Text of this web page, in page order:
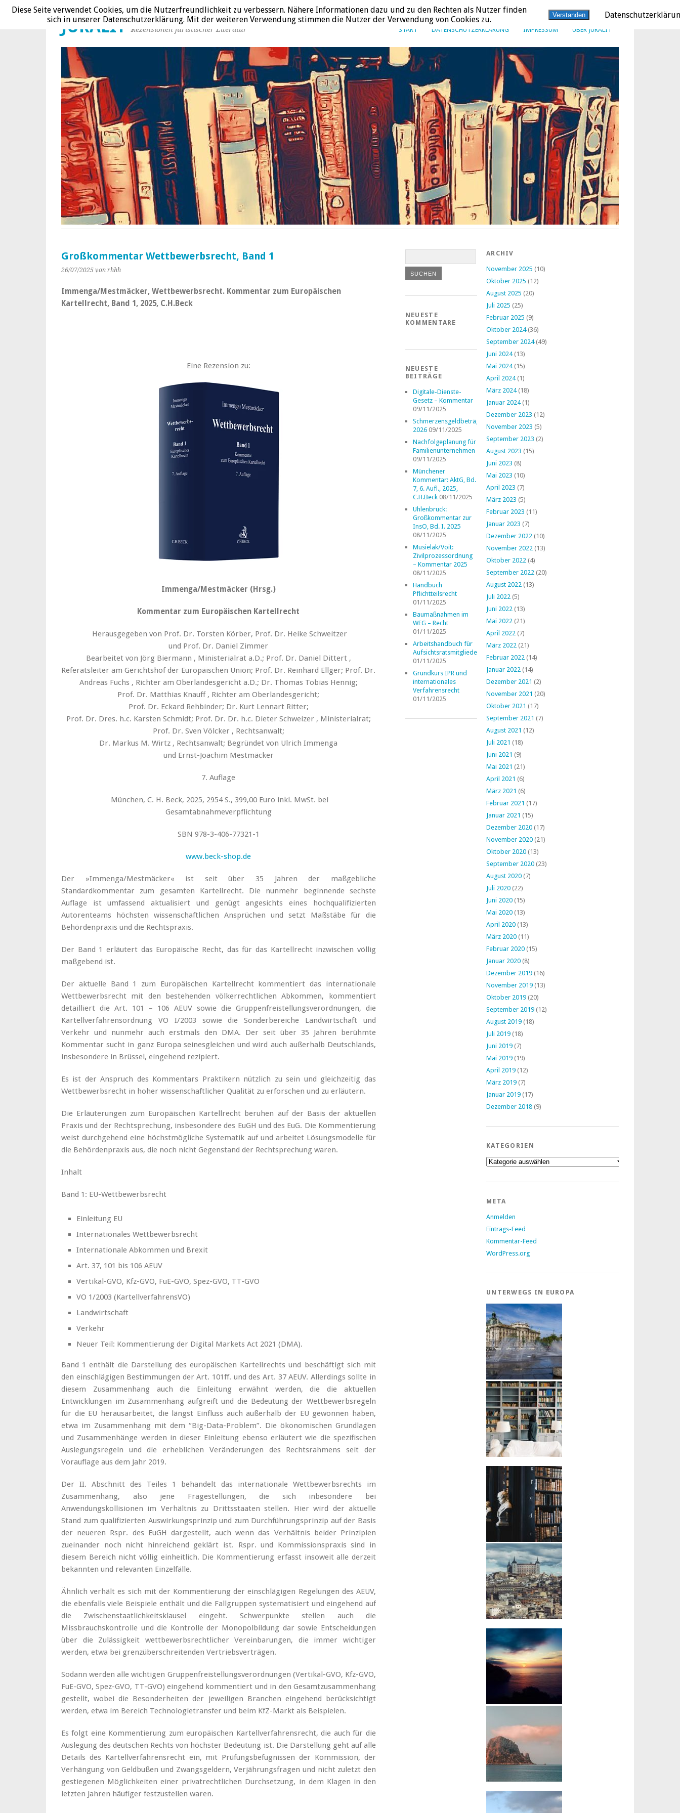
START DATENSCHUTZERKLÄRUNG IMPRESSUM ÜBER JURALIT
JURALIT Rezensionen juristischer Literatur
Großkommentar Wettbewerbsrecht, Band 1
26/07/2025 von rhhh
Immenga/Mestmäcker, Wettbewerbsrecht. Kommentar zum Europäischen
Kartellrecht, Band 1, 2025, C.H.Beck
Eine Rezension zu:
Immenga/Mestmäcker (Hrsg.)
Kommentar zum Europäischen Kartellrecht
Herausgegeben von Prof. Dr. Torsten Körber, Prof. Dr. Heike Schweitzer
und Prof. Dr. Daniel Zimmer
Bearbeitet von Jörg Biermann , Ministerialrat a.D.; Prof. Dr. Daniel Dittert ,
Referatsleiter am Gerichtshof der Europäischen Union; Prof. Dr. Reinhard Ellger; Prof. Dr.
Andreas Fuchs , Richter am Oberlandesgericht a.D.; Dr. Thomas Tobias Hennig;
Prof. Dr. Matthias Knauff , Richter am Oberlandesgericht;
Prof. Dr. Eckard Rehbinder; Dr. Kurt Lennart Ritter;
Prof. Dr. Dres. h.c. Karsten Schmidt; Prof. Dr. Dr. h.c. Dieter Schweizer , Ministerialrat;
Prof. Dr. Sven Völcker , Rechtsanwalt;
Dr. Markus M. Wirtz , Rechtsanwalt; Begründet von Ulrich Immenga
und Ernst-Joachim Mestmäcker
7. Auflage
München, C. H. Beck, 2025, 2954 S., 399,00 Euro inkl. MwSt. bei
Gesamtabnahmeverpflichtung
SBN 978-3-406-77321-1
www.beck-shop.de
Der »Immenga/Mestmäcker« ist seit über 35 Jahren der maßgebliche
Standardkommentar zum gesamten Kartellrecht. Die nunmehr beginnende sechste
Auflage ist umfassend aktualisiert und genügt angesichts eines hochqualifizierten
Autorenteams höchsten wissenschaftlichen Ansprüchen und setzt Maßstäbe für die
Behördenpraxis und die Rechtspraxis.
Der Band 1 erläutert das Europäische Recht, das für das Kartellrecht inzwischen völlig
maßgebend ist.
Der aktuelle Band 1 zum Europäischen Kartellrecht kommentiert das internationale
Wettbewerbsrecht mit den bestehenden völkerrechtlichen Abkommen, kommentiert
detailliert die Art. 101 – 106 AEUV sowie die Gruppenfreistellungsverordnungen, die
Kartellverfahrensordnung VO I/2003 sowie die Sonderbereiche Landwirtschaft und
Verkehr und nunmehr auch erstmals den DMA. Der seit über 35 Jahren berühmte
Kommentar sucht in ganz Europa seinesgleichen und wird auch außerhalb Deutschlands,
insbesondere in Brüssel, eingehend rezipiert.
Es ist der Anspruch des Kommentars Praktikern nützlich zu sein und gleichzeitig das
Wettbewerbsrecht in hoher wissenschaftlicher Qualität zu erforschen und zu erläutern.
Die Erläuterungen zum Europäischen Kartellrecht beruhen auf der Basis der aktuellen
Praxis und der Rechtsprechung, insbesondere des EuGH und des EuG. Die Kommentierung
weist durchgehend eine höchstmögliche Systematik auf und arbeitet Lösungsmodelle für
die Behördenpraxis aus, die noch nicht Gegenstand der Rechtsprechung waren.
Inhalt
Band 1: EU-Wettbewerbsrecht
Einleitung EU
Internationales Wettbewerbsrecht
Internationale Abkommen und Brexit
Art. 37, 101 bis 106 AEUV
Vertikal-GVO, Kfz-GVO, FuE-GVO, Spez-GVO, TT-GVO
VO 1/2003 (KartellverfahrensVO)
Landwirtschaft
Verkehr
Neuer Teil: Kommentierung der Digital Markets Act 2021 (DMA).
Band 1 enthält die Darstellung des europäischen Kartellrechts und beschäftigt sich mit
den einschlägigen Bestimmungen der Art. 101ff. und des Art. 37 AEUV. Allerdings sollte in
diesem Zusammenhang auch die Einleitung erwähnt werden, die die aktuellen
Entwicklungen im Zusammenhang aufgreift und die Bedeutung der Wettbewerbsregeln
für die EU herausarbeitet, die längst Einfluss auch außerhalb der EU gewonnen haben,
etwa im Zusammenhang mit dem “Big-Data-Problem”. Die ökonomischen Grundlagen
und Zusammenhänge werden in dieser Einleitung ebenso erläutert wie die spezifischen
Auslegungsregeln und die erheblichen Veränderungen des Rechtsrahmens seit der
Vorauflage aus dem Jahr 2019.
Der II. Abschnitt des Teiles 1 behandelt das internationale Wettbewerbsrechts im
Zusammenhang, also jene Fragestellungen, die sich inbesondere bei
Anwendungskollisionen im Verhältnis zu Drittsstaaten stellen. Hier wird der aktuelle
Stand zum qualifizierten Auswirkungsprinzip und zum Durchführungsprinzip auf der Basis
der neueren Rspr. des EuGH dargestellt, auch wenn das Verhältnis beider Prinzipien
zueinander noch nicht hinreichend geklärt ist. Rspr. und Kommissionspraxis sind in
diesem Bereich nicht völlig einheitlich. Die Kommentierung erfasst insoweit alle derzeit
bekannten und relevanten Einzelfälle.
Ähnlich verhält es sich mit der Kommentierung der einschlägigen Regelungen des AEUV,
die ebenfalls viele Beispiele enthält und die Fallgruppen systematisiert und eingehend auf
die Zwischenstaatlichkeitsklausel eingeht. Schwerpunkte stellen auch die
Missbrauchskontrolle und die Kontrolle der Monopolbildung dar sowie Entscheidungen
über die Zulässigkeit wettbewerbsrechtlicher Vereinbarungen, die immer wichtiger
werden, etwa bei grenzüberschreitenden Vertriebsverträgen.
Sodann werden alle wichtigen Gruppenfreistellungsverordnungen (Vertikal-GVO, Kfz-GVO,
FuE-GVO, Spez-GVO, TT-GVO) eingehend kommentiert und in den Gesamtzusammenhang
gestellt, wobei die Besonderheiten der jeweiligen Branchen eingehend berücksichtigt
werden, etwa im Bereich Technologietransfer und beim KfZ-Markt als Beispielen.
Es folgt eine Kommentierung zum europäischen Kartellverfahrensrecht, die auch für die
Auslegung des deutschen Rechts von höchster Bedeutung ist. Die Darstellung geht auf alle
Details des Kartellverfahrensrecht ein, mit Prüfungsbefugnissen der Kommission, der
Verhängung von Geldbußen und Zwangsgeldern, Verjährungsfragen und nicht zuletzt den
gestiegenen Möglichkeiten einer privatrechtlichen Durchsetzung, in dem Klagen in den
letzten Jahren häufiger festzustellen waren.
NEUESTE
KOMMENTARE
NEUESTE
BEITRÄGE
Digitale-Dienste-
Gesetz – Kommentar
09/11/2025
Schmerzensgeldbeträge
2026 09/11/2025
Nachfolgeplanung für
Familienunternehmen
09/11/2025
Münchener
Kommentar: AktG, Bd.
7, 6. Aufl., 2025,
C.H.Beck 08/11/2025
Uhlenbruck:
Großkommentar zur
InsO, Bd. I. 2025
08/11/2025
Musielak/Voit:
Zivilprozessordnung
– Kommentar 2025
08/11/2025
Handbuch
Pflichtteilsrecht
01/11/2025
Baumaßnahmen im
WEG – Recht
01/11/2025
Arbeitshandbuch für
Aufsichtsratsmitglieder
01/11/2025
Grundkurs IPR und
internationales
Verfahrensrecht
01/11/2025
ARCHIV
November 2025 (10)
Oktober 2025 (12)
August 2025 (20)
Juli 2025 (25)
Februar 2025 (9)
Oktober 2024(36)
September 2024(49)
Juni 2024(13)
Mai 2024(15)
April 2024(1)
März 2024(18)
Januar 2024(1)
Dezember 2023 (12)
November 2023 (5)
September 2023 (2)
August 2023 (15)
Juni 2023 (8)
Mai 2023 (10)
April 2023 (7)
März 2023 (5)
Februar 2023 (11)
Januar 2023 (7)
Dezember 2022 (10)
November 2022 (13)
Oktober 2022 (4)
September 2022 (20)
August 2022 (13)
Juli 2022 (5)
Juni 2022 (13)
Mai 2022 (21)
April 2022 (7)
März 2022 (21)
Februar 2022 (14)
Januar 2022 (14)
Dezember 2021 (2)
November 2021 (20)
Oktober 2021 (17)
September 2021 (7)
August 2021 (12)
Juli 2021 (18)
Juni 2021 (9)
Mai 2021 (21)
April 2021 (6)
März 2021 (6)
Februar 2021 (17)
Januar 2021 (15)
Dezember 2020 (17)
November 2020 (21)
Oktober 2020 (13)
September 2020 (23)
August 2020 (7)
Juli 2020 (22)
Juni 2020 (15)
Mai 2020 (13)
April 2020 (13)
März 2020 (11)
Februar 2020 (15)
Januar 2020 (8)
Dezember 2019 (16)
November 2019 (13)
Oktober 2019 (20)
September 2019 (12)
August 2019 (18)
Juli 2019 (18)
Juni 2019 (7)
Mai 2019 (19)
April 2019 (12)
März 2019 (7)
Januar 2019 (17)
Dezember 2018 (9)
KATEGORIEN
Kategorien
META
Anmelden
Eintrags-Feed
Kommentar-Feed
WordPress.org
UNTERWEGS IN EUROPA
Diese Seite verwendet Cookies, um die Nutzerfreundlichkeit zu verbessern. Nähere Informationen dazu und zu den Rechten als Nutzer finden
sich in unserer Datenschutzerklärung. Mit der weiteren Verwendung stimmen die Nutzer der Verwendung von Cookies zu.
Verstanden